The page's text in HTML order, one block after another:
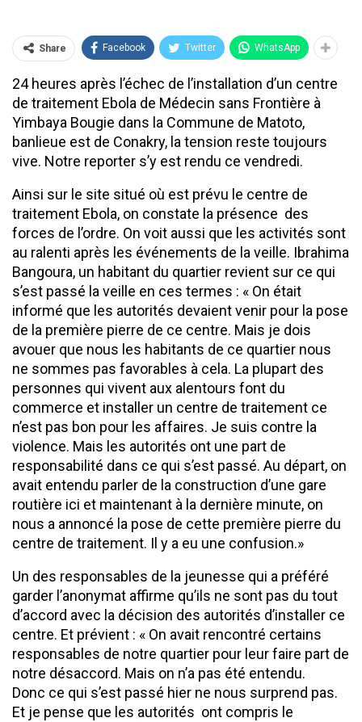
Share Facebook Twitter WhatsApp
24 heures après l’échec de l’installation d’un centre
de traitement Ebola de Médecin sans Frontière à
Yimbaya Bougie dans la Commune de Matoto,
banlieue est de Conakry, la tension reste toujours
vive. Notre reporter s’y est rendu ce vendredi.
Ainsi sur le site situé où est prévu le centre de
traitement Ebola, on constate la présence des
forces de l’ordre. On voit aussi que les activités sont
au ralenti après les événements de la veille. Ibrahima
Bangoura, un habitant du quartier revient sur ce qui
s’est passé la veille en ces termes : « On était
informé que les autorités devaient venir pour la pose
de la première pierre de ce centre. Mais je dois
avouer que nous les habitants de ce quartier nous
ne sommes pas favorables à cela. La plupart des
personnes qui vivent aux alentours font du
commerce et installer un centre de traitement ce
n’est pas bon pour les affaires. Je suis contre la
violence. Mais les autorités ont une part de
responsabilité dans ce qui s’est passé. Au départ, on
avait entendu parler de la construction d’une gare
routière ici et maintenant à la dernière minute, on
nous a annoncé la pose de cette première pierre du
centre de traitement. Il y a eu une confusion.»
Un des responsables de la jeunesse qui a préféré
garder l’anonymat affirme qu’ils ne sont pas du tout
d’accord avec la décision des autorités d’installer ce
centre. Et prévient : « On avait rencontré certains
responsables de notre quartier pour leur faire part de
notre désaccord. Mais on n’a pas été entendu.
Donc ce qui s’est passé hier ne nous surprend pas.
Et je pense que les autorités ont compris le